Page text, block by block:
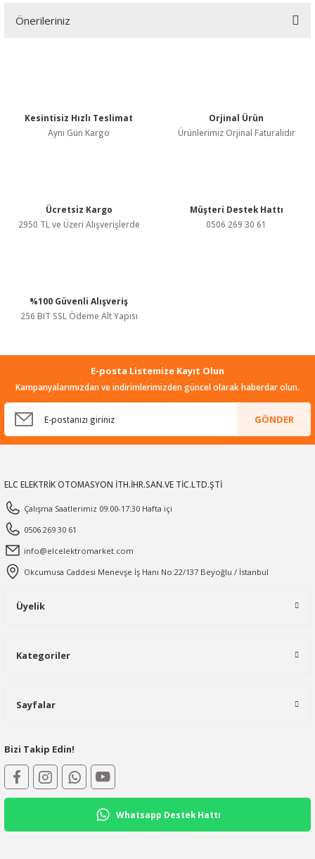
Önerileriniz
Ürün resmi kalitesiz, bozuk veya görüntülenemiyor.
Bu ürüne benzer farklı alternatifler olmalı.
Kesintisiz Hızlı Teslimat
Aynı Gün Kargo
Orjinal Ürün
Ürünlerimiz Orjinal Faturalıdır
Ücretsiz Kargo
2950 TL ve Üzeri Alışverişlerde
Müşteri Destek Hattı
0506 269 30 61
%100 Güvenli Alışveriş
256 BIT SSL Ödeme Alt Yapısı
E-posta Listemize Kayıt Olun
Kampanyalarımızdan ve indirimlerimizden güncel olarak haberdar olun.
GÖNDER
ELC ELEKTRİK OTOMASYON İTH.İHR.SAN.VE TİC.LTD.ŞTİ
Çalışma Saatlerimiz 09:00-17:30 Hafta içi
0506 269 30 61
info@elcelektromarket.com
Okcumusa Caddesi Menevşe İş Hanı No:22/137 Beyoğlu / İstanbul
Üyelik
Kategoriler
Sayfalar
Bizi Takip Edin!
Whatsapp Destek Hattı